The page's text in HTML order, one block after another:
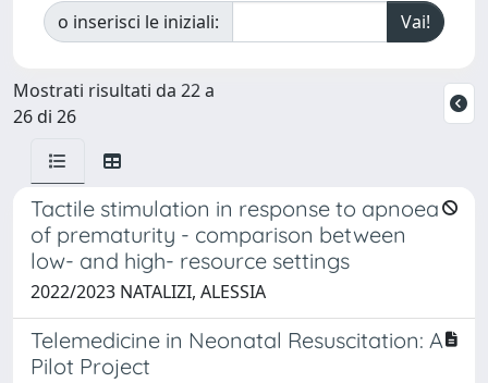
o inserisci le iniziali:
Mostrati risultati da 22 a
26 di 26
Tactile stimulation in response to apnoea
of prematurity - comparison between
low- and high- resource settings
2022/2023 NATALIZI, ALESSIA
Telemedicine in Neonatal Resuscitation: A
Pilot Project